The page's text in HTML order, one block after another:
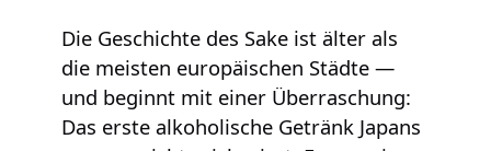
Die Geschichte des Sake ist älter als
die meisten europäischen Städte —
und beginnt mit einer Überraschung:
Das erste alkoholische Getränk Japans